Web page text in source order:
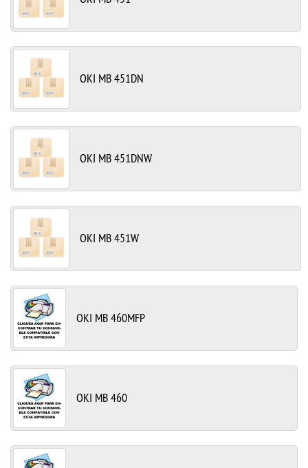
OKI MB 451DN
OKI MB 451DNW
OKI MB 451W
OKI MB 460MFP
OKI MB 460